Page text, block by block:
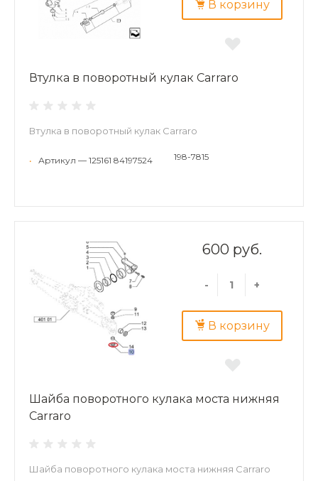
В корзину
Втулка в поворотный кулак Carraro
Втулка в поворотный кулак Carraro
• Артикул — 125161 84197524 198-7815
600 руб.
- +
В корзину
Шайба поворотного кулака моста нижняя
Carraro
Шайба поворотного кулака моста нижняя Carraro